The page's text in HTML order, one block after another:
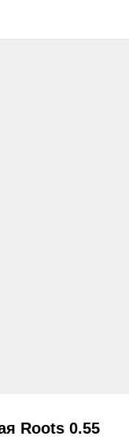
Roots 0.55